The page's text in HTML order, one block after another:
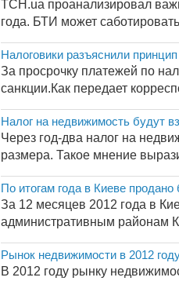
ТСН.ua проанализировал
года. БТИ может
Налоговики разъяснили
За просрочку платежей по
санкции.Как передает
Налог на недвижимость будут
Через год-два налог на
размера. Такое мнение
По итогам года в Киеве
За 12 месяцев 2012 года в
административным районам
Рынок недвижимости в 2012
В 2012 году рынку